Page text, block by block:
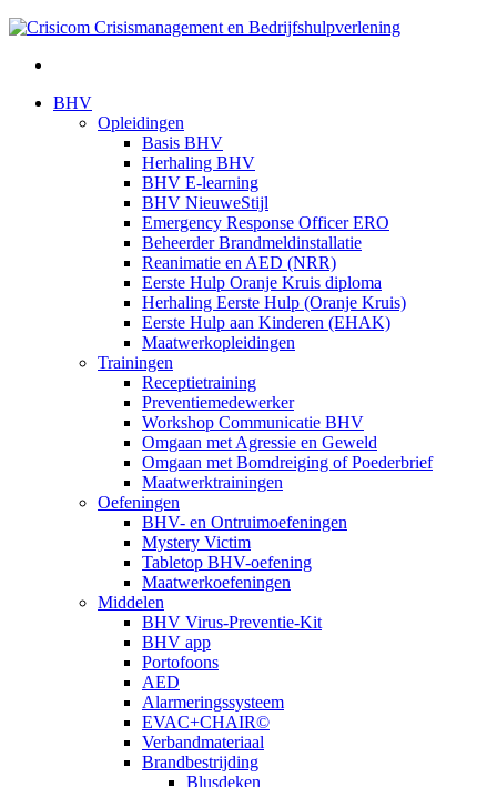
BHV
Opleidingen
Basis BHV
Herhaling BHV
BHV E-learning
BHV NieuweStijl
Emergency Response Officer ERO
Beheerder Brandmeldinstallatie
Reanimatie en AED (NRR)
Eerste Hulp Oranje Kruis diploma
Herhaling Eerste Hulp (Oranje Kruis)
Eerste Hulp aan Kinderen (EHAK)
Maatwerkopleidingen
Trainingen
Receptietraining
Preventiemedewerker
Workshop Communicatie BHV
Omgaan met Agressie en Geweld
Omgaan met Bomdreiging of Poederbrief
Maatwerktrainingen
Oefeningen
BHV- en Ontruimoefeningen
Mystery Victim
Tabletop BHV-oefening
Maatwerkoefeningen
Middelen
BHV Virus-Preventie-Kit
BHV app
Portofoons
AED
Alarmeringssysteem
EVAC+CHAIR©
Verbandmateriaal
Brandbestrijding
Blusdeken